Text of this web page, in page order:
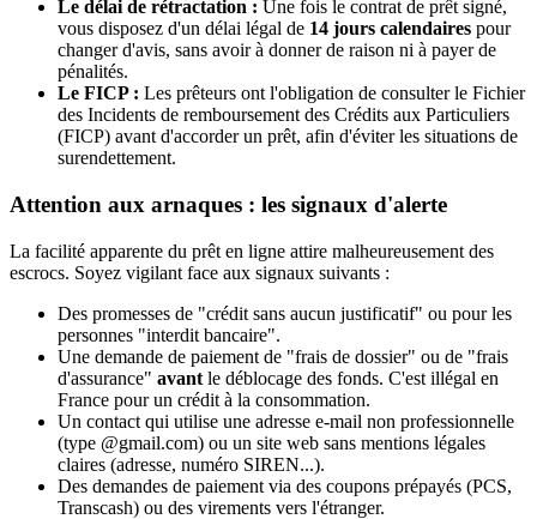
Le délai de rétractation : Une fois le contrat de prêt signé,
vous disposez d'un délai légal de 14 jours calendaires pour
changer d'avis, sans avoir à donner de raison ni à payer de
pénalités.
Le FICP : Les prêteurs ont l'obligation de consulter le Fichier
des Incidents de remboursement des Crédits aux Particuliers
(FICP) avant d'accorder un prêt, afin d'éviter les situations de
surendettement.
Attention aux arnaques : les signaux d'alerte
La facilité apparente du prêt en ligne attire malheureusement des
escrocs. Soyez vigilant face aux signaux suivants :
Des promesses de "crédit sans aucun justificatif" ou pour les
personnes "interdit bancaire".
Une demande de paiement de "frais de dossier" ou de "frais
d'assurance" avant le déblocage des fonds. C'est illégal en
France pour un crédit à la consommation.
Un contact qui utilise une adresse e-mail non professionnelle
(type @gmail.com) ou un site web sans mentions légales
claires (adresse, numéro SIREN...).
Des demandes de paiement via des coupons prépayés (PCS,
Transcash) ou des virements vers l'étranger.